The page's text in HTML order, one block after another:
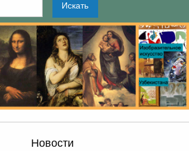
Искать
Новости